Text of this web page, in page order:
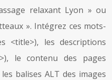
relaxant Lyon » ou
». Intégrez ces mots-
<title>), les descriptions
le contenu des pages
balises ALT des images